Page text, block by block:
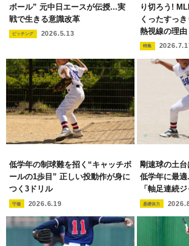
ボール” 元中日エースが伝授...実
戦で生きる意識改革
ピッチング 2026.5.13
り切ろう!
くったすっ
熱視線の理由
特集
低学年の制球難を招く“キャッチボ
ールの1歩目” 正しい投動作が身に
つく3ドリル
守備 2026.6.19
剛速球の土
低学年に最適
「軸足連続ジ
基礎体力